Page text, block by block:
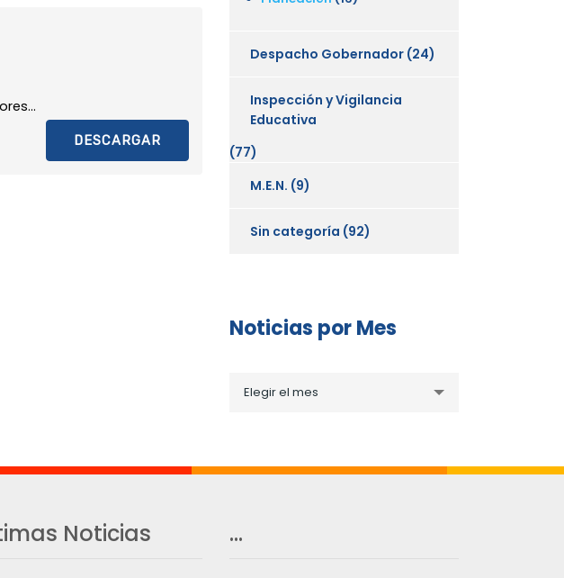
DESCARGAR
Despacho Gobernador (24)
Inspección y Vigilancia
Educativa
(77)
M.E.N. (9)
Sin categoría (92)
Noticias por Mes
porElegir el mes
Noticias …